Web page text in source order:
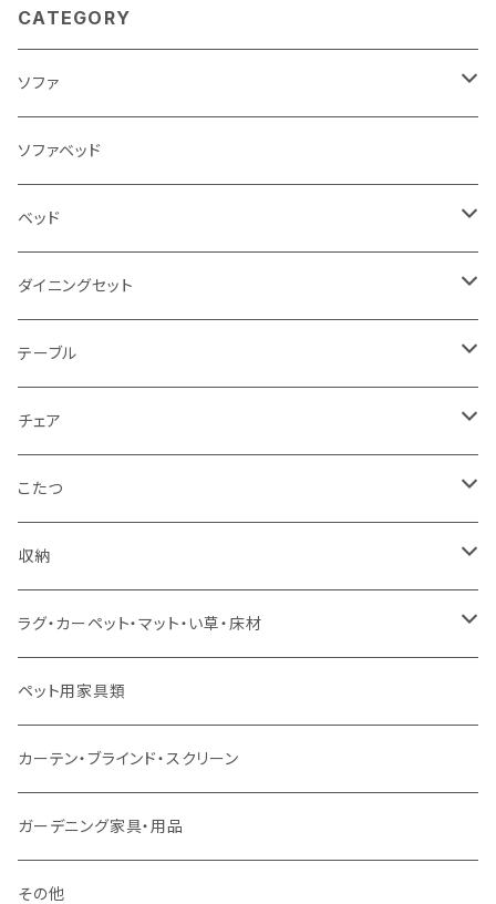
CATEGORY
ソファ
3人掛け
2.5人掛け
2人掛け
1人掛け
カウチソファ
コーナーソファ
ソファセット
スツール・オットマン
ソファ付属品
クッション・座椅子
ソファベッド
ベッド
シングルサイズ以下（フレームのみ）
セミダブルサイズ（フレームのみ）
ダブルサイズ（フレームのみ）
ワイドダブルサイズ以上（フレームのみ）
シングルサイズ以下（マットレス付）
セミダブルサイズ（マットレス付）
ダブルサイズ（マットレス付）
ダブルサイズ以上（マットレス付）
ロフトベッド
二段ベッド
ダイニングセット
ダイニング3点セット以下
ダイニング4点セット
ダイニング5点・6点セット
ダイニング7点セット以上
テーブル
センターテーブル
ダイニングテーブル
カウンターテーブル
リフティングテーブル
サイドテーブル・コーヒーテーブル
デスク
チェア
ダイニングチェア
カウンターチェア
キッズチェア
オフィスチェア・ゲーミングチェア
ダイニングベンチ・スツール
こたつ
こたつテーブル
こたつ布団
コタツ・布団セット
収納
本棚・シェルフ
食器棚・収納庫
レンジ台・カウンター
ラック
TVボード
ラグ・カーペット・マット・い草・床材
マット・フロアタイル
ラグ
カーペット
ペット用家具類
カーテン・ブラインド・スクリーン
ガーデニング家具・用品
その他